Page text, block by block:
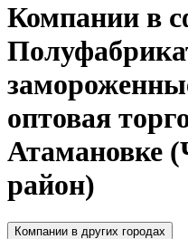
Компании в
оптовая
Атамановке
район)
Компании в других городах